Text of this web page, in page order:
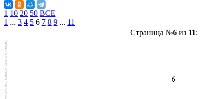
1 10 20 50 ВСЕ
1 ... 3 4 5 6 7 8 9 ... 11
Страница №6 из 11: